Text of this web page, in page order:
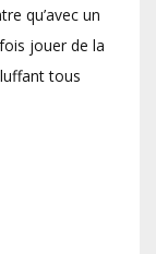
qu’avec un
jouer de la
tous